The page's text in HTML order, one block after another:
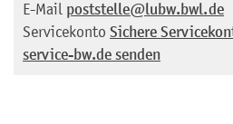
E-Mail poststelle@lubw.bwl.de
Servicekonto Sichere
service-bw.de senden